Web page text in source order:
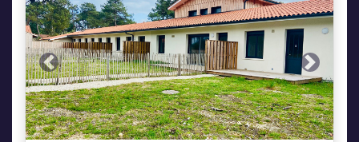
Previous Next